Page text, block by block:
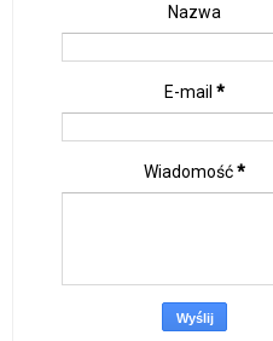
Nazwa
E-mail *
Wiadomość*